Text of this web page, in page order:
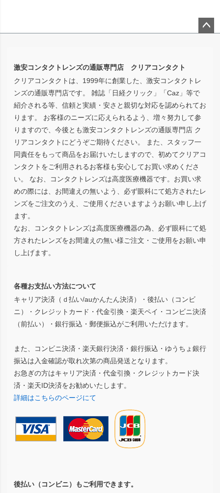
激安コンタクトレンズの通販専門店 クリアコンタクト
クリアコンタクトは、1999年に創業した、激安コンタクトレ
ンズの通販専門店です。 雑誌「日経クリック」「Caz」等で
紹介される等、信頼と実績・安さと親切な対応を認められてお
ります。 お客様のニーズに応えられるよう、増々努力して参
りますので、今後とも激安コンタクトレンズの通販専門店 ク
リアコンタクトにどうぞご期待ください。 また、スタッフ一
同責任をもって商品をお届けいたしますので、初めてクリアコ
ンタクトをご利用されるお客様も安心してお買い求めくださ
い。 なお、コンタクトレンズは高度医療機器です。お買い求
めの際には、お間違えの無いよう、必ず眼科にて処方されたレ
ンズをご注文のうえ、ご使用くださいますようお願い申し上げ
ます。
なお、コンタクトレンズは高度医療機器の為、必ず眼科にて処
方されたレンズをお間違えの無い様ご注文・ご使用をお願い申
し上げます。
各種お支払い方法について
キャリア決済（ｄ払い/auかんたん決済）・後払い（コンビ
ニ）・クレジットカード・代金引換・楽天ペイ・コンビニ決済
（前払い）・銀行振込・郵便振込がご利用いただけます。
また、コンビニ決済・楽天銀行決済・銀行振込・ゆうちょ銀行
振込は入金確認が取れ次第の商品発送となります。
お急ぎの方はキャリア決済・代金引換・クレジットカード決
済・楽天ID決済をお勧めいたします。
詳細はこちらのページにて
後払い（コンビニ）もご利用できます。